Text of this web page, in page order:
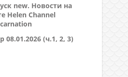
new. Новости на
Helen Channel
08.01.2026 (ч.1, 2, 3)